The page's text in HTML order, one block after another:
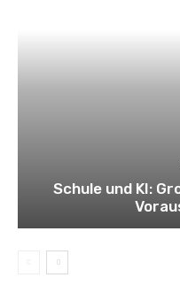
Schule und KI: